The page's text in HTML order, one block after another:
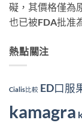
礙，其價格僅為
也已被FDA批准
熱點關注
Cialis比較 ED口服
kamagra